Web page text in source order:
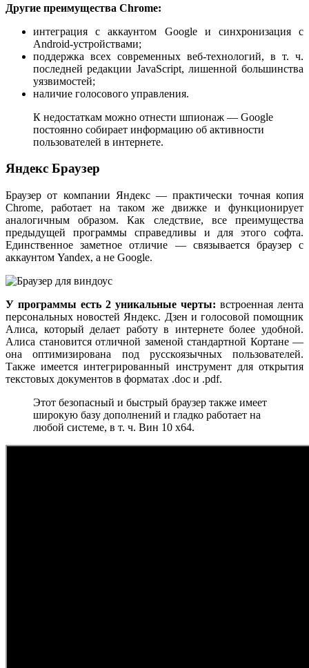
Другие преимущества Chrome:
интеграция с аккаунтом Google и синхронизация с
Android-устройствами;
поддержка всех современных веб-технологий, в т. ч.
последней редакции JavaScript, лишенной большинства
уязвимостей;
наличие голосового управления.
К недостаткам можно отнести шпионаж — Google
постоянно собирает информацию об активности
пользователей в интернете.
Яндекс Браузер
Браузер от компании Яндекс — практически точная копия
Chrome, работает на таком же движке и функционирует
аналогичным образом. Как следствие, все преимущества
предыдущей программы справедливы и для этого софта.
Единственное заметное отличие — связывается браузер с
аккаунтом Yandex, а не Google.
У программы есть 2 уникальные черты: встроенная лента
персональных новостей Яндекс. Дзен и голосовой помощник
Алиса, который делает работу в интернете более удобной.
Алиса становится отличной заменой стандартной Кортане —
она оптимизирована под русскоязычных пользователей.
Также имеется интегрированный инструмент для открытия
текстовых документов в форматах .doc и .pdf.
Этот безопасный и быстрый браузер также имеет
широкую базу дополнений и гладко работает на
любой системе, в т. ч. Вин 10 x64.